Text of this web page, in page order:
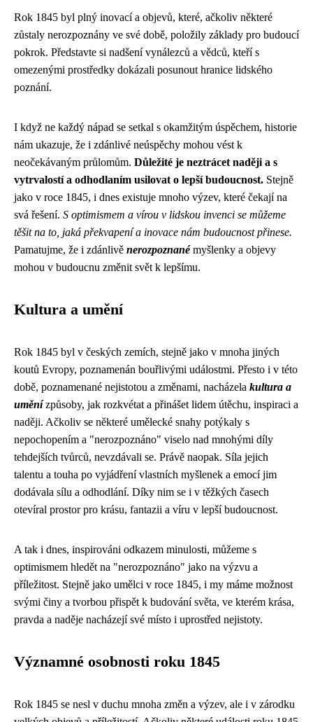
Rok 1845 byl plný inovací a objevů, které, ačkoliv některé
zůstaly nerozpoznány ve své době, položily základy pro budoucí
pokrok. Představte si nadšení vynálezců a vědců, kteří s
omezenými prostředky dokázali posunout hranice lidského
poznání.
I když ne každý nápad se setkal s okamžitým úspěchem, historie
nám ukazuje, že i zdánlivé neúspěchy mohou vést k
neočekávaným průlomům. Důležité je neztrácet naději a s
vytrvalostí a odhodlaním usilovat o lepší budoucnost. Stejně
jako v roce 1845, i dnes existuje mnoho výzev, které čekají na
svá řešení. S optimismem a vírou v lidskou invenci se můžeme
těšit na to, jaká překvapení a inovace nám budoucnost přinese.
Pamatujme, že i zdánlivě nerozpoznanémyšlenky a objevy
mohou v budoucnu změnit svět k lepšímu.
Kultura a umění
Rok 1845 byl v českých zemích, stejně jako v mnoha jiných
koutů Evropy, poznamenán bouřlivými událostmi. Přesto i v této
době, poznamenané nejistotou a změnami, nacházela kultura a
uměnízpůsoby, jak rozkvétat a přinášet lidem útěchu, inspiraci a
naději. Ačkoliv se některé umělecké snahy potýkaly s
nepochopením a "nerozpoznáno" viselo nad mnohými díly
tehdejších tvůrců, nevzdávali se. Právě naopak. Síla jejich
talentu a touha po vyjádření vlastních myšlenek a emocí jim
dodávala sílu a odhodlání. Díky nim se i v těžkých časech
otevíral prostor pro krásu, fantazii a víru v lepší budoucnost.
A tak i dnes, inspirováni odkazem minulosti, můžeme s
optimismem hledět na "nerozpoznáno" jako na výzvu a
příležitost. Stejně jako umělci v roce 1845, i my máme možnost
svými činy a tvorbou přispět k budování světa, ve kterém krása,
pravda a naděje nacházejí své místo i uprostřed nejistoty.
Významné osobnosti roku 1845
Rok 1845 se nesl v duchu mnoha změn a výzev, ale i v zárodku